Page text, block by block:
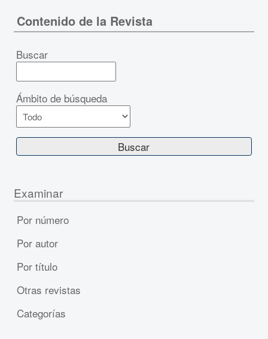
Contenido de la Revista
Buscar
Ámbito de búsqueda
Examinar
Por número
Por autor
Por título
Otras revistas
Categorías